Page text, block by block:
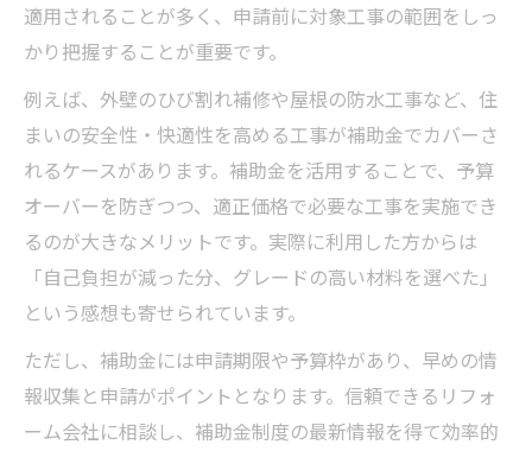
適用されることが多く、申請前に対象工事の範囲をしっ
かり把握することが重要です。
例えば、外壁のひび割れ補修や屋根の防水工事など、住
まいの安全性・快適性を高める工事が補助金でカバーさ
れるケースがあります。補助金を活用することで、予算
オーバーを防ぎつつ、適正価格で必要な工事を実施でき
るのが大きなメリットです。実際に利用した方からは
「自己負担が減った分、グレードの高い材料を選べた」
という感想も寄せられています。
ただし、補助金には申請期限や予算枠があり、早めの情
報収集と申請がポイントとなります。信頼できるリフォ
ーム会社に相談し、補助金制度の最新情報を得て効率的